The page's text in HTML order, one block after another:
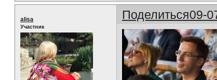
Поделиться09-
alisa
Участник